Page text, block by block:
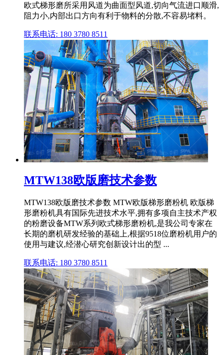
欧式梯形磨所采用风道为曲面型风道,切向气流进口顺滑,
阻力小,内部出口方向有利于物料的分散,不容易堵料。
联系电话: 180 3780 8511
MTW138欧版磨技术参数
MTW138欧版磨技术参数 MTW欧版梯形磨粉机 欧版梯
形磨粉机具有国际先进技术水平,拥有多项自主技术产权
的粉磨设备MTW系列欧式梯形磨粉机,是我公司专家在
长期的磨机研发经验的基础上,根据9518位磨粉机用户的
使用与建议,经潜心研究创新设计出的型 ...
联系电话: 180 3780 8511